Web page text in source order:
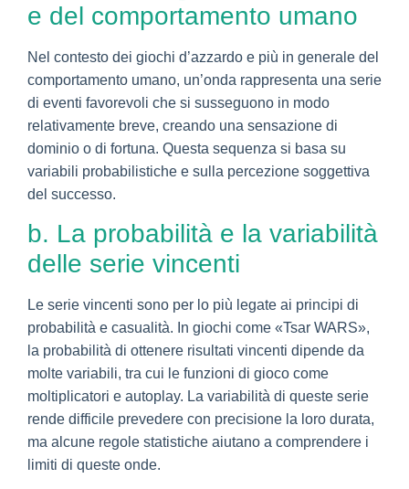
e del comportamento umano
Nel contesto dei giochi d’azzardo e più in generale del
comportamento umano, un’onda rappresenta una serie
di eventi favorevoli che si susseguono in modo
relativamente breve, creando una sensazione di
dominio o di fortuna. Questa sequenza si basa su
variabili probabilistiche e sulla percezione soggettiva
del successo.
b. La probabilità e la variabilità
delle serie vincenti
Le serie vincenti sono per lo più legate ai principi di
probabilità e casualità. In giochi come «Tsar WARS»,
la probabilità di ottenere risultati vincenti dipende da
molte variabili, tra cui le funzioni di gioco come
moltiplicatori e autoplay. La variabilità di queste serie
rende difficile prevedere con precisione la loro durata,
ma alcune regole statistiche aiutano a comprendere i
limiti di queste onde.